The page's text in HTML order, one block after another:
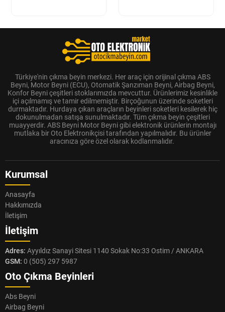
Türkiye'nin çıkma beyin merkezi. Her araç için orijinal çıkma ABS
Beyni, Motor Beyni (ECU), Otomatik Şanzıman Beyni, Airbag Beyni,
Konfor Beyni çeşitleri stoklarımızda mevcuttur. Ürünlerimiz kesinlikle
içi açılmamış ve tamir edilmemiştir. Birçoğunun üzerinde soketleri
durmaktadır. Hurdaya çıkan araçların beyinleri soketleri kesilerek hiç
dokunulmadan satışa sunulmaktadır. Tüm çıkma beyin çeşitleri
muayyerdir. ABS Beyni Motor Beyni gibi elektronik ürünlerin montajı
mutlaka bir Oto Elektronikçisi tarafından yapılmalıdır. Bu ürünler
aracınıza göre özel olarak kodlanmalıdır.
Kurumsal
Anasayfa
Hakkımızda
İletişim
İletişim
Adres: Ayyıldız Sanayi Sitesi 1140 Sokak No:33 Ostim / ANKARA
GSM: 0 (505) 297 5987
Oto Çıkma Beyinleri
Abs Beyni
Airbag Beyni